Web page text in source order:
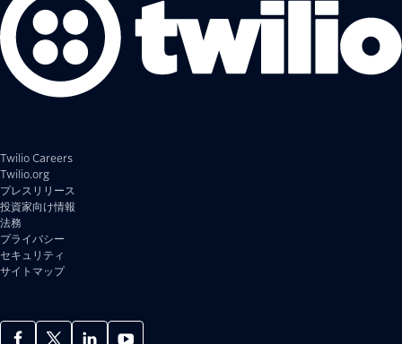
Twilio Careers
Twilio.org
プレスリリース
投資家向け情報
法務
プライバシー
セキュリティ
サイトマップ